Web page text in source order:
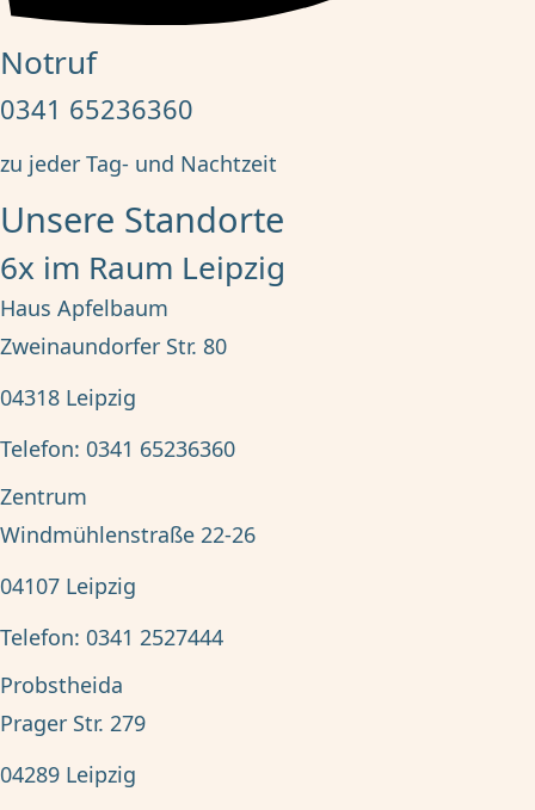
Notruf
0341 65236360
zu jeder Tag- und Nachtzeit
Unsere Standorte
6x im Raum Leipzig
Haus Apfelbaum
Zweinaundorfer Str. 80
04318 Leipzig
Telefon: 0341 65236360
Zentrum
Windmühlenstraße 22-26
04107 Leipzig
Telefon: 0341 2527444
Probstheida
Prager Str. 279
04289 Leipzig